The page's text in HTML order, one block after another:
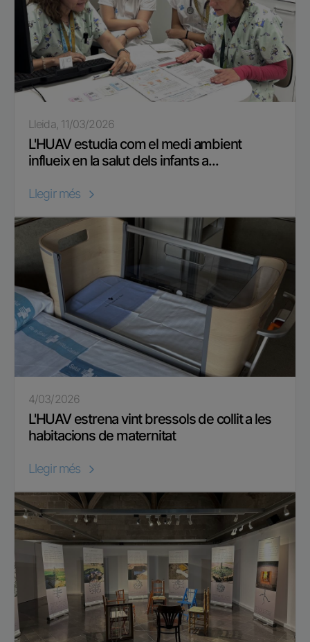
Lleida, 11/03/2026
L'HUAV estudia com el medi ambient
influeix en la salut dels infants a...
Llegir més
4/03/2026
L'HUAV estrena vint bressols de collit a les
habitacions de maternitat
Llegir més